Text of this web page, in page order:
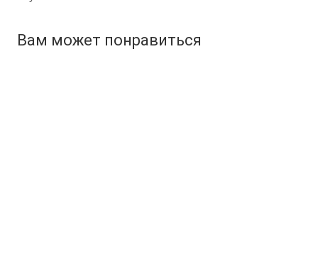
Вам может понравиться